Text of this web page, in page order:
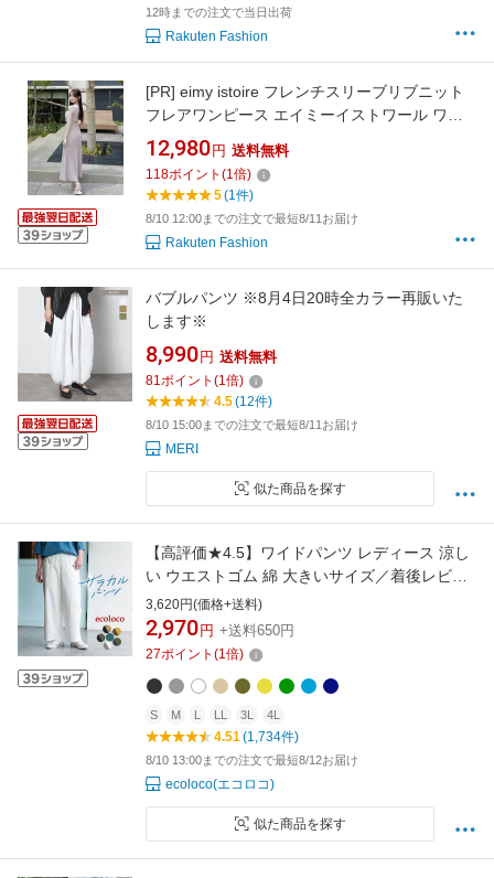
12時までの注文で当日出荷
Rakuten Fashion
[PR] eimy istoire フレンチスリーブリブニット
フレアワンピース エイミーイストワール ワン
ピース・ドレス ワンピース ベージュ ピンク ブ
ラック【送料無料】
12,980 円 送料無料
118ポイント (1倍)
5(1件)
8/10 12:00までの注文で最短8/11お届け
Rakuten Fashion
バブルパンツ ※8月4日20時全カラー再販いた
します※
8,990 円 送料無料
81ポイント (1倍)
4.5(12件)
8/10 15:00までの注文で最短8/11お届け
MERI
似た商品を探す
【高評価★4.5】ワイドパンツ レディース 涼し
い ウエストゴム 綿 大きいサイズ／着後レビュ
ーでクーポン☆ カジュアル ナチュラル コット
ン ゆったり 体型カバー ボトムス エコロコ
e+／大きいサイズ 春夏 26SS0219R,
3,620円(価格+送料)
2,970 円 +送料650円
27ポイント (1倍)
S M L LL 3L 4L
4.51(1,734件)
8/10 13:00までの注文で最短8/12お届け
ecoloco(エコロコ)
似た商品を探す